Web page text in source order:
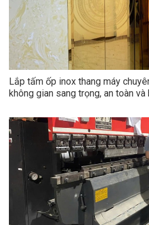
Lắp tấm ốp inox thang máy
không gian sang trọng, an toàn và